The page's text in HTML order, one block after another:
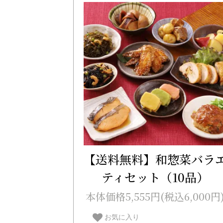
【送料無料】和惣菜バラ
ティセット（10品）
本体価格5,555円(税込6,000
お気に入り